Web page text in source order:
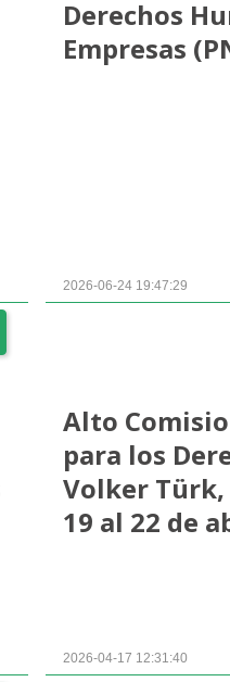
Derechos
Empresas
2026-06-24 19:47:29
Alto
para los
Volker
19 al 22 de
2026-04-17 12:31:40